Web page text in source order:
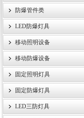
浙江旗本电气有限公司
防爆管件类
LED防爆灯具
移动照明设备
移动防爆设备
固定照明灯具
固定防爆灯具
LED三防灯具